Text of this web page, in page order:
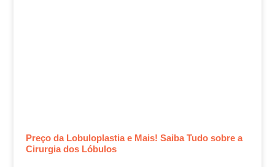
Preço da Lobuloplastia e Mais! Saiba Tudo sobre a
Cirurgia dos Lóbulos